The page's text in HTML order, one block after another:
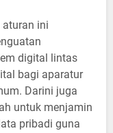
aturan ini
digital lintas
bagi aparatur
Darini juga
untuk menjamin
pribadi guna